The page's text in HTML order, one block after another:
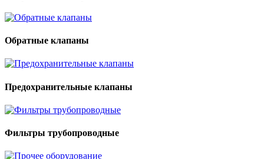
Обратные клапаны
Предохранительные клапаны
Фильтры трубопроводные